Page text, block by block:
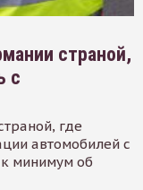
страной,
с
где
автомобилей с
минимум об